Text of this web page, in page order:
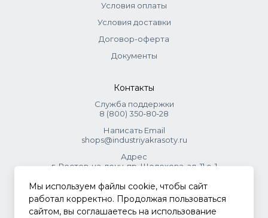
Условия оплаты
Условия доставки
Договор-оферта
Документы
Контакты
Служба поддержки
8 (800) 350‑80‑28
Написать Email
shops@industriyakrasoty.ru
Адрес
г. Ростов-на-дону, пр. Шолохова, зд. 11 с. 1
© 2026 Индустрия красоты.
.
Мы используем файлы cookie, чтобы сайт
работал корректно. Продолжая пользоваться
сайтом, вы соглашаетесь на использование